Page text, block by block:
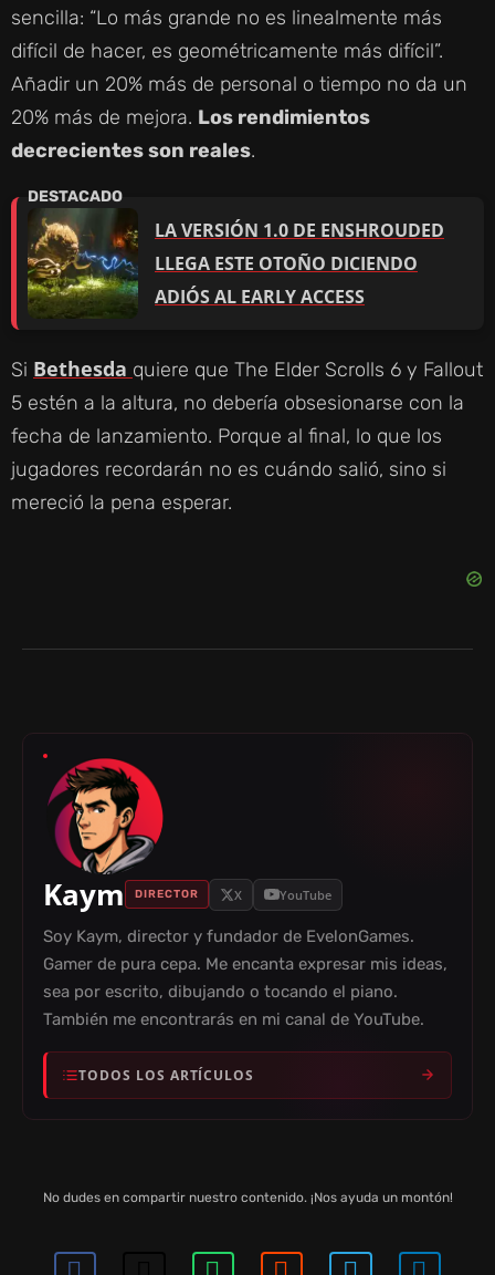
sencilla: “Lo más grande no es linealmente más
difícil de hacer, es geométricamente más difícil”.
Añadir un 20% más de personal o tiempo no da un
20% más de mejora. Los rendimientos
decrecientes son reales.
LA VERSIÓN 1.0 DE ENSHROUDED
LLEGA ESTE OTOÑO DICIENDO
ADIÓS AL EARLY ACCESS
Si Bethesda quiere que The Elder Scrolls 6 y Fallout
5 estén a la altura, no debería obsesionarse con la
fecha de lanzamiento. Porque al final, lo que los
jugadores recordarán no es cuándo salió, sino si
mereció la pena esperar.
Kaym DIRECTOR X YouTube
Soy Kaym, director y fundador de EvelonGames.
Gamer de pura cepa. Me encanta expresar mis ideas,
sea por escrito, dibujando o tocando el piano.
También me encontrarás en mi canal de YouTube.
TODOS LOS ARTÍCULOS
No dudes en compartir nuestro contenido. ¡Nos ayuda un montón!